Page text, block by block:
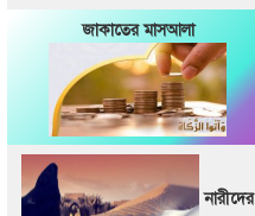
জাকাতের মাসআলা
নারীদের